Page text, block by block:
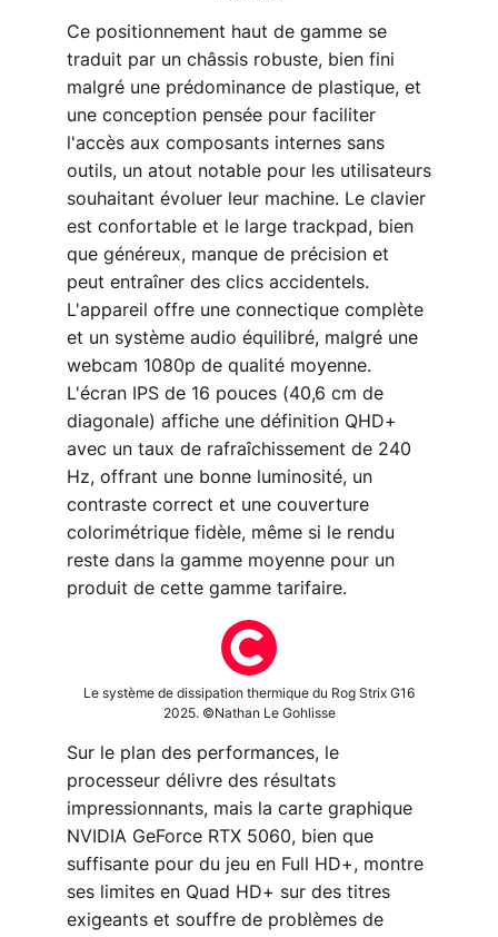
Ce positionnement haut de gamme se
traduit par un châssis robuste, bien fini
malgré une prédominance de plastique, et
une conception pensée pour faciliter
l'accès aux composants internes sans
outils, un atout notable pour les utilisateurs
souhaitant évoluer leur machine. Le clavier
est confortable et le large trackpad, bien
que généreux, manque de précision et
peut entraîner des clics accidentels.
L'appareil offre une connectique complète
et un système audio équilibré, malgré une
webcam 1080p de qualité moyenne.
L'écran IPS de 16 pouces (40,6 cm de
diagonale) affiche une définition QHD+
avec un taux de rafraîchissement de 240
Hz, offrant une bonne luminosité, un
contraste correct et une couverture
colorimétrique fidèle, même si le rendu
reste dans la gamme moyenne pour un
produit de cette gamme tarifaire.
Le système de dissipation thermique du Rog Strix G16
2025. ©Nathan Le Gohlisse
Sur le plan des performances, le
processeur délivre des résultats
impressionnants, mais la carte graphique
NVIDIA GeForce RTX 5060, bien que
suffisante pour du jeu en Full HD+, montre
ses limites en Quad HD+ sur des titres
exigeants et souffre de problèmes de